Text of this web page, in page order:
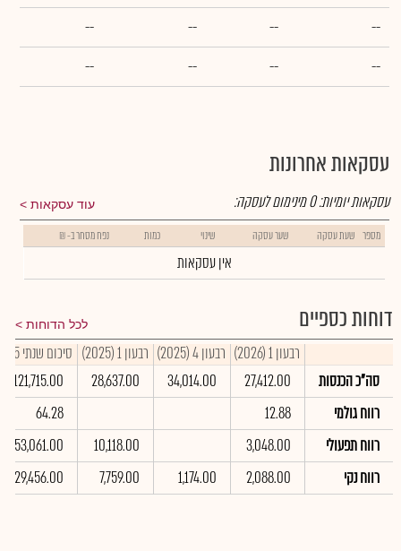
--
--
--
--
--
--
--
--
עסקאות אחרונות
עוד עסקאות עסקאות יומיות:0מינימום לעסקה:
מספר שעת עסקה שער עסקה שינוי כמות נפח מסחר ב- ₪
אין עסקאות
דוחות כספיים לכל הדוחות
רבעון 1 (2026) רבעון 4 (2025) רבעון 1 (2025)
סיכום שנתי 2025
סה"כ הכנסות
27,412.00
34,014.00
28,637.00
121,715.00
רווח גולמי
12.88
64.28
רווח תפעולי
3,048.00
10,118.00
53,061.00
רווח נקי
2,088.00
1,174.00
7,759.00
29,456.00